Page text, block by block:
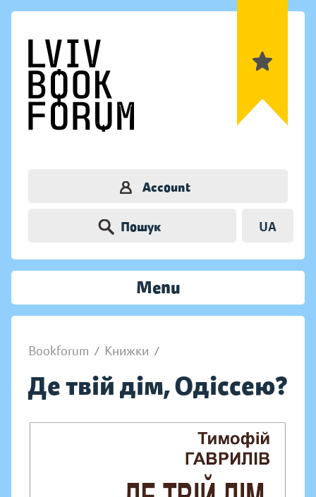
Account
Пошук UA
Menu
Bookforum / Книжки /
Де твій дім, Одіссею?